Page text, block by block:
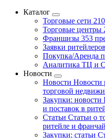
Каталог
Торговые сети
Торговые центры
Франшизы 353
Заявки ритейлеров
Покупка/Аренда
Аналитика ТЦ и
Новости
Новости Новости
торговой
Закупки: новости
и поставок в
Статьи Статьи о
ритейле и
Закупки: статьи